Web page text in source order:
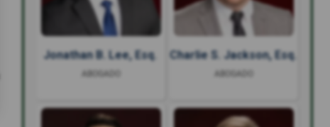
Jonathan B. Lee, Esq.
ABOGADO
Charlie S. Jackson, Esq.
ABOGADO